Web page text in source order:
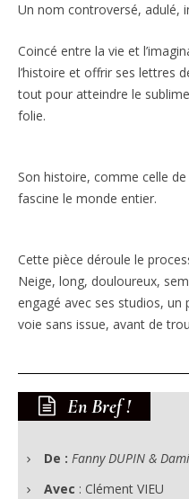
Un nom controversé, adulé,
Coincé entre la vie et
l’histoire et offrir ses lettres
tout pour atteindre le
folie.
Son histoire, comme celle
fascine le monde entier.
Cette pièce déroule le
Neige, long, douloureux,
engagé avec ses studios,
voie sans issue, avant de
En Bref !
De : Fanny DUPIN &
Avec : Clément VIEU